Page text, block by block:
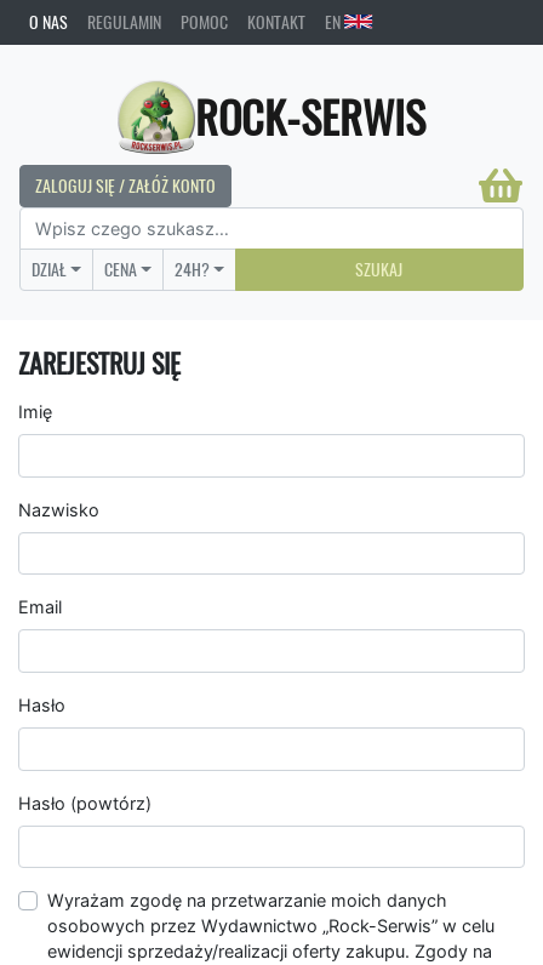
O NAS REGULAMIN POMOC KONTAKT EN
ROCK-SERWIS
ZALOGUJ SIĘ / ZAŁÓŻ KONTO
DZIAŁ CENA 24H? SZUKAJ
ZAREJESTRUJ SIĘ
Imię
Nazwisko
Email
Hasło
Hasło (powtórz)
Wyrażam zgodę na przetwarzanie moich danych
osobowych przez Wydawnictwo „Rock-Serwis” w celu
ewidencji sprzedaży/realizacji oferty zakupu. Zgody na